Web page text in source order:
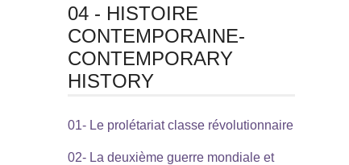
04 - HISTOIRE
CONTEMPORAINE-
CONTEMPORARY
HISTORY
01- Le prolétariat classe révolutionnaire
02- La deuxième guerre mondiale et